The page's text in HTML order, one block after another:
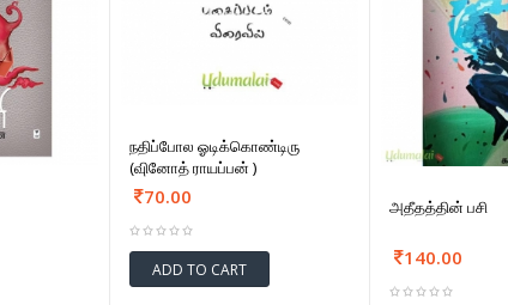
நதிப்போல ஓடிக்கொண்டிரு
(வுினோத் ராயப்பன் )
70.00
ADD TO CART
அதீதத்தின் பசி
140.00